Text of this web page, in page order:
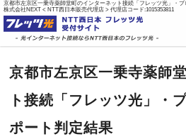
京都市左京区一乗寺薬師堂町のインターネット接続「フレッツ光」・
株式会社NEXT < NTT西日本販売代理店 > 代理店コード:1015353811
フレッツ光
戸建て向け料
京都市左京区一乗寺薬師
ト接続「フレッツ光」・
ポート判定結果